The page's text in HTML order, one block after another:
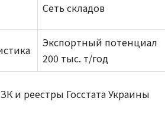
Сеть складов
Экспортный потенциал
200 тыс. т/год
и реестры Госстата Украины